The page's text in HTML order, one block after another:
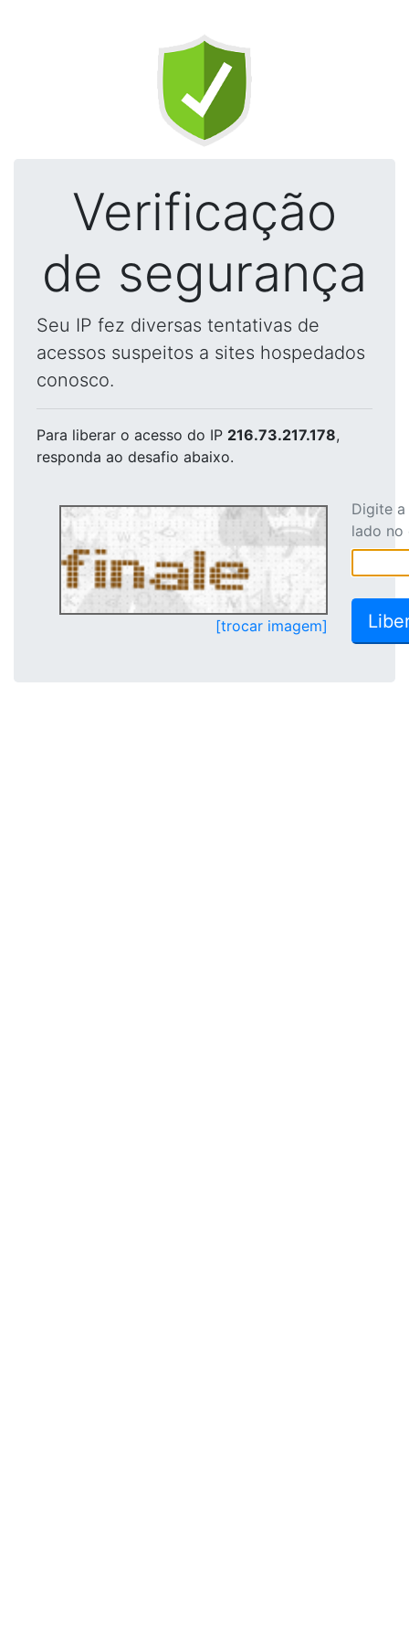
Verificação
de segurança
Seu IP fez diversas tentativas de
acessos suspeitos a sites hospedados
conosco.
Para liberar o acesso do IP 216.73.217.178,
responda ao desafio abaixo.
[trocar imagem]
Digite
lado no